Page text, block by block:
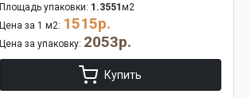
Площадь упаковки: 1.3551 м2
Цена за 1 м2: 1515р.
Цена за упаковку: 2053р.
Купить